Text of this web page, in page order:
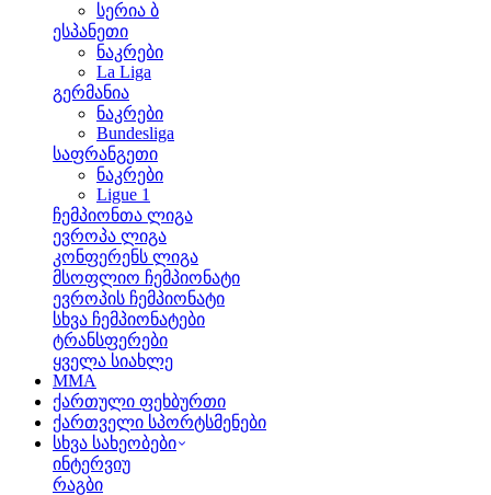
სერია ბ
ესპანეთი
ნაკრები
La Liga
გერმანია
ნაკრები
Bundesliga
საფრანგეთი
ნაკრები
Ligue 1
ჩემპიონთა ლიგა
ევროპა ლიგა
კონფერენს ლიგა
მსოფლიო ჩემპიონატი
ევროპის ჩემპიონატი
სხვა ჩემპიონატები
ტრანსფერები
ყველა სიახლე
MMA
ქართული ფეხბურთი
ქართველი სპორტსმენები
სხვა სახეობები
ინტერვიუ
რაგბი